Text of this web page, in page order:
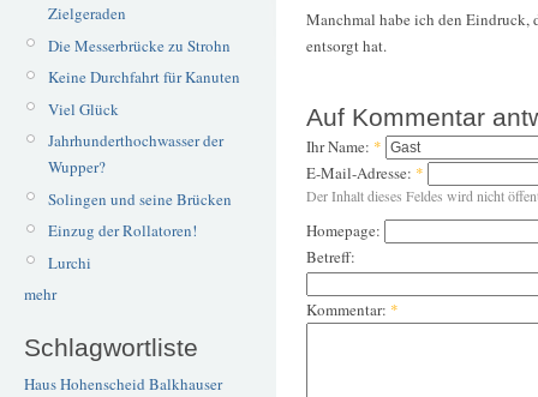
Zielgeraden
Die Messerbrücke zu Strohn
Keine Durchfahrt für Kanuten
Viel Glück
Jahrhunderthochwasser der
Wupper?
Solingen und seine Brücken
Einzug der Rollatoren!
Lurchi
mehr
Schlagwortliste
Haus Hohenscheid Balkhauser
Manchmal habe ich den Eindruck,
entsorgt hat.
Auf Kommentar
Ihr Name: *
E-Mail-Adresse: *
Der Inhalt dieses Feldes wird nicht
Homepage:
Betreff:
Kommentar: *